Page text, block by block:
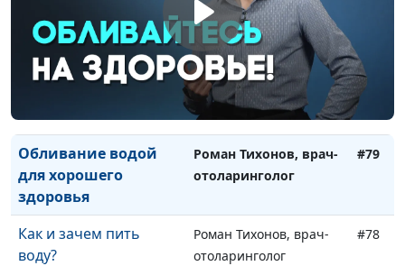
священнослужитель,
психолог-консультант
Почему человеку
Евгений Кафтанов,
священнослужитель,
психолог-консультант
#80
Обливание водой
для хорошего
здоровья
Роман Тихонов, врач-
отоларинголог
#79
Как и зачем пить
воду?
Роман Тихонов, врач-
отоларинголог
#78